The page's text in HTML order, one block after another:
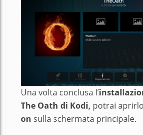
Una volta conclusa l’
The Oath di Kodi, potrai
on sulla schermata principale.